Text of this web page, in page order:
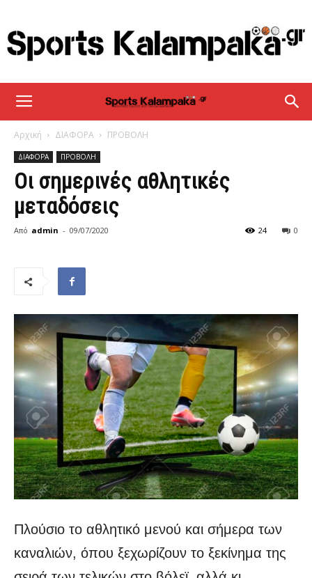
sportskalampaka
Αρχική ΔΙΑΦΟΡΑ ΠΡΟΒΟΛΗ
ΔΙΑΦΟΡΑ ΠΡΟΒΟΛΗ
Οι σημερινές αθλητικές
μεταδόσεις
Από admin - 09/07/2020 0
24
Πλούσιο το αθλητικό μενού και σήμερα των
καναλιών, όπου ξεχωρίζουν το ξεκίνημα της